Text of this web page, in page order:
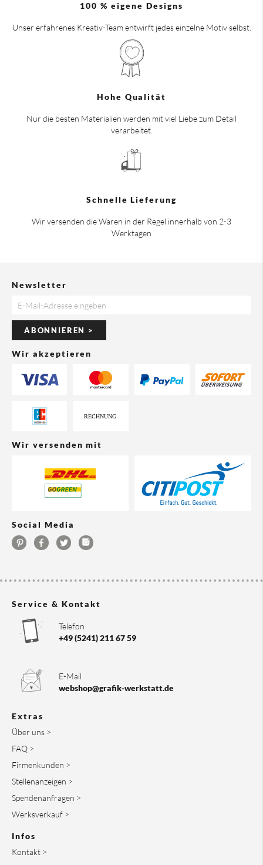
100 % eigene Designs
Unser erfahrenes Kreativ-Team entwirft jedes einzelne Motiv selbst.
Hohe Qualität
Nur die besten Materialien werden mit viel Liebe zum Detail
verarbeitet.
Schnelle Lieferung
Wir versenden die Waren in der Regel innerhalb von 2-3
Werktagen
Newsletter
ABONNIEREN >
Wir akzeptieren
Wir versenden mit
Social Media
Service & Kontakt
Telefon
+49 (5241) 211 67 59
E-Mail
webshop@grafik-werkstatt.de
Extras
Über uns >
FAQ >
Firmenkunden >
Stellenanzeigen >
Spendenanfragen >
Werksverkauf >
Infos
Kontakt >